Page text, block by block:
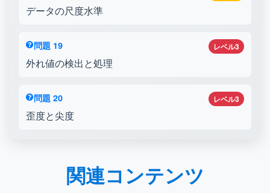
データの尺度水準
レベル3
問題 19
外れ値の検出と処理
レベル3
問題 20
歪度と尖度
関連コンテンツ